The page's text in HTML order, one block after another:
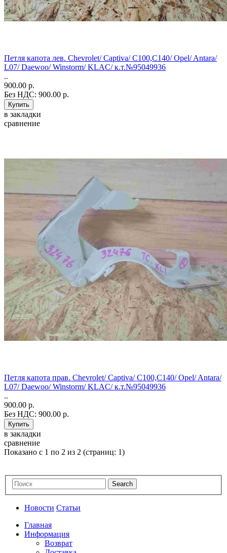
Петля капота лев. Chevrolet/ Captiva/ C100,C140/ Opel/ Antara/
L07/ Daewoo/ Winstorm/ KLAC/ к.т.№95049936
..
900.00 р.
Без НДС: 900.00 р.
в закладки
сравнение
Петля капота прав. Chevrolet/ Captiva/ C100,C140/ Opel/ Antara/
L07/ Daewoo/ Winstorm/ KLAC/ к.т.№95049936
..
900.00 р.
Без НДС: 900.00 р.
в закладки
сравнение
Показано с 1 по 2 из 2 (страниц: 1)
Новости Статьи
Главная
Информация
Возврат